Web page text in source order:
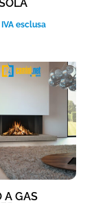
IVA esclusa
A GAS